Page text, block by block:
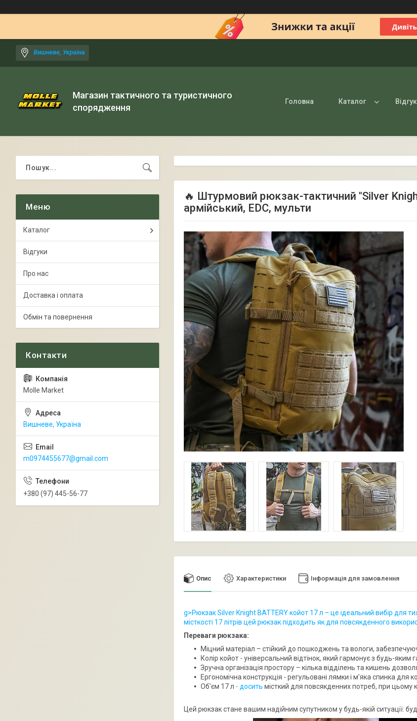
Вишневе, Україна
Магазин тактичного та туристичного
спорядження
Головна Каталог
🔥 Штурмовий рюкзак-тактичний "Silver
армійський, EDC, мульти
Опис Характеристики Інформація для замовлення
g>Рюкзак Silver Knight BATTERY койот 17 л – це ідеальний вибір для
місткості 17 літрів цей рюкзак підходить як для повсякденного
Переваги рюкзака:
Міцний матеріал – стійкий до пошкоджень та вологи,
Колір койот - універсальний відтінок, який гармонує з будь-яким
Зручна організація простору – кілька відділень та кишень
Ергономічна конструкція - регульовані лямки і м'яка спинка для
Об'єм 17 л - досить місткий для повсякденних потреб, при цьому
Цей рюкзак стане вашим надійним супутником у будь-якій ситуації:
Каталог
Відгуки
Про нас
Доставка і оплата
Обмін та повернення
Molle Market
Вишневе, Україна
m0974455677@gmail.com
+380 (97) 445-56-77